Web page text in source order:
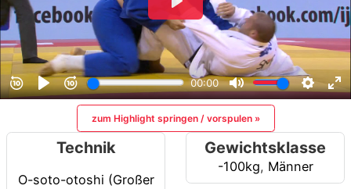
zum Highlight springen / vorspulen »
Technik
O-soto-otoshi (Großer
Gewichtsklasse
-100kg, Männer